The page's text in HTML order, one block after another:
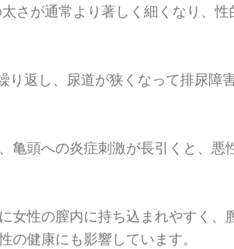
さが通常より著しく細くなり、
り返し、尿道が狭くなって排尿
亀頭への炎症刺激が長引くと、
女性の膣内に持ち込まれやすく
の健康にも影響しています。